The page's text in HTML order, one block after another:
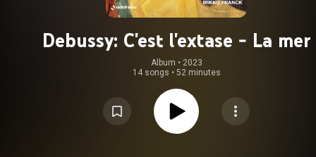
Debussy: C'est l'extase - La mer
Album • 2023
14 songs • 52 minutes